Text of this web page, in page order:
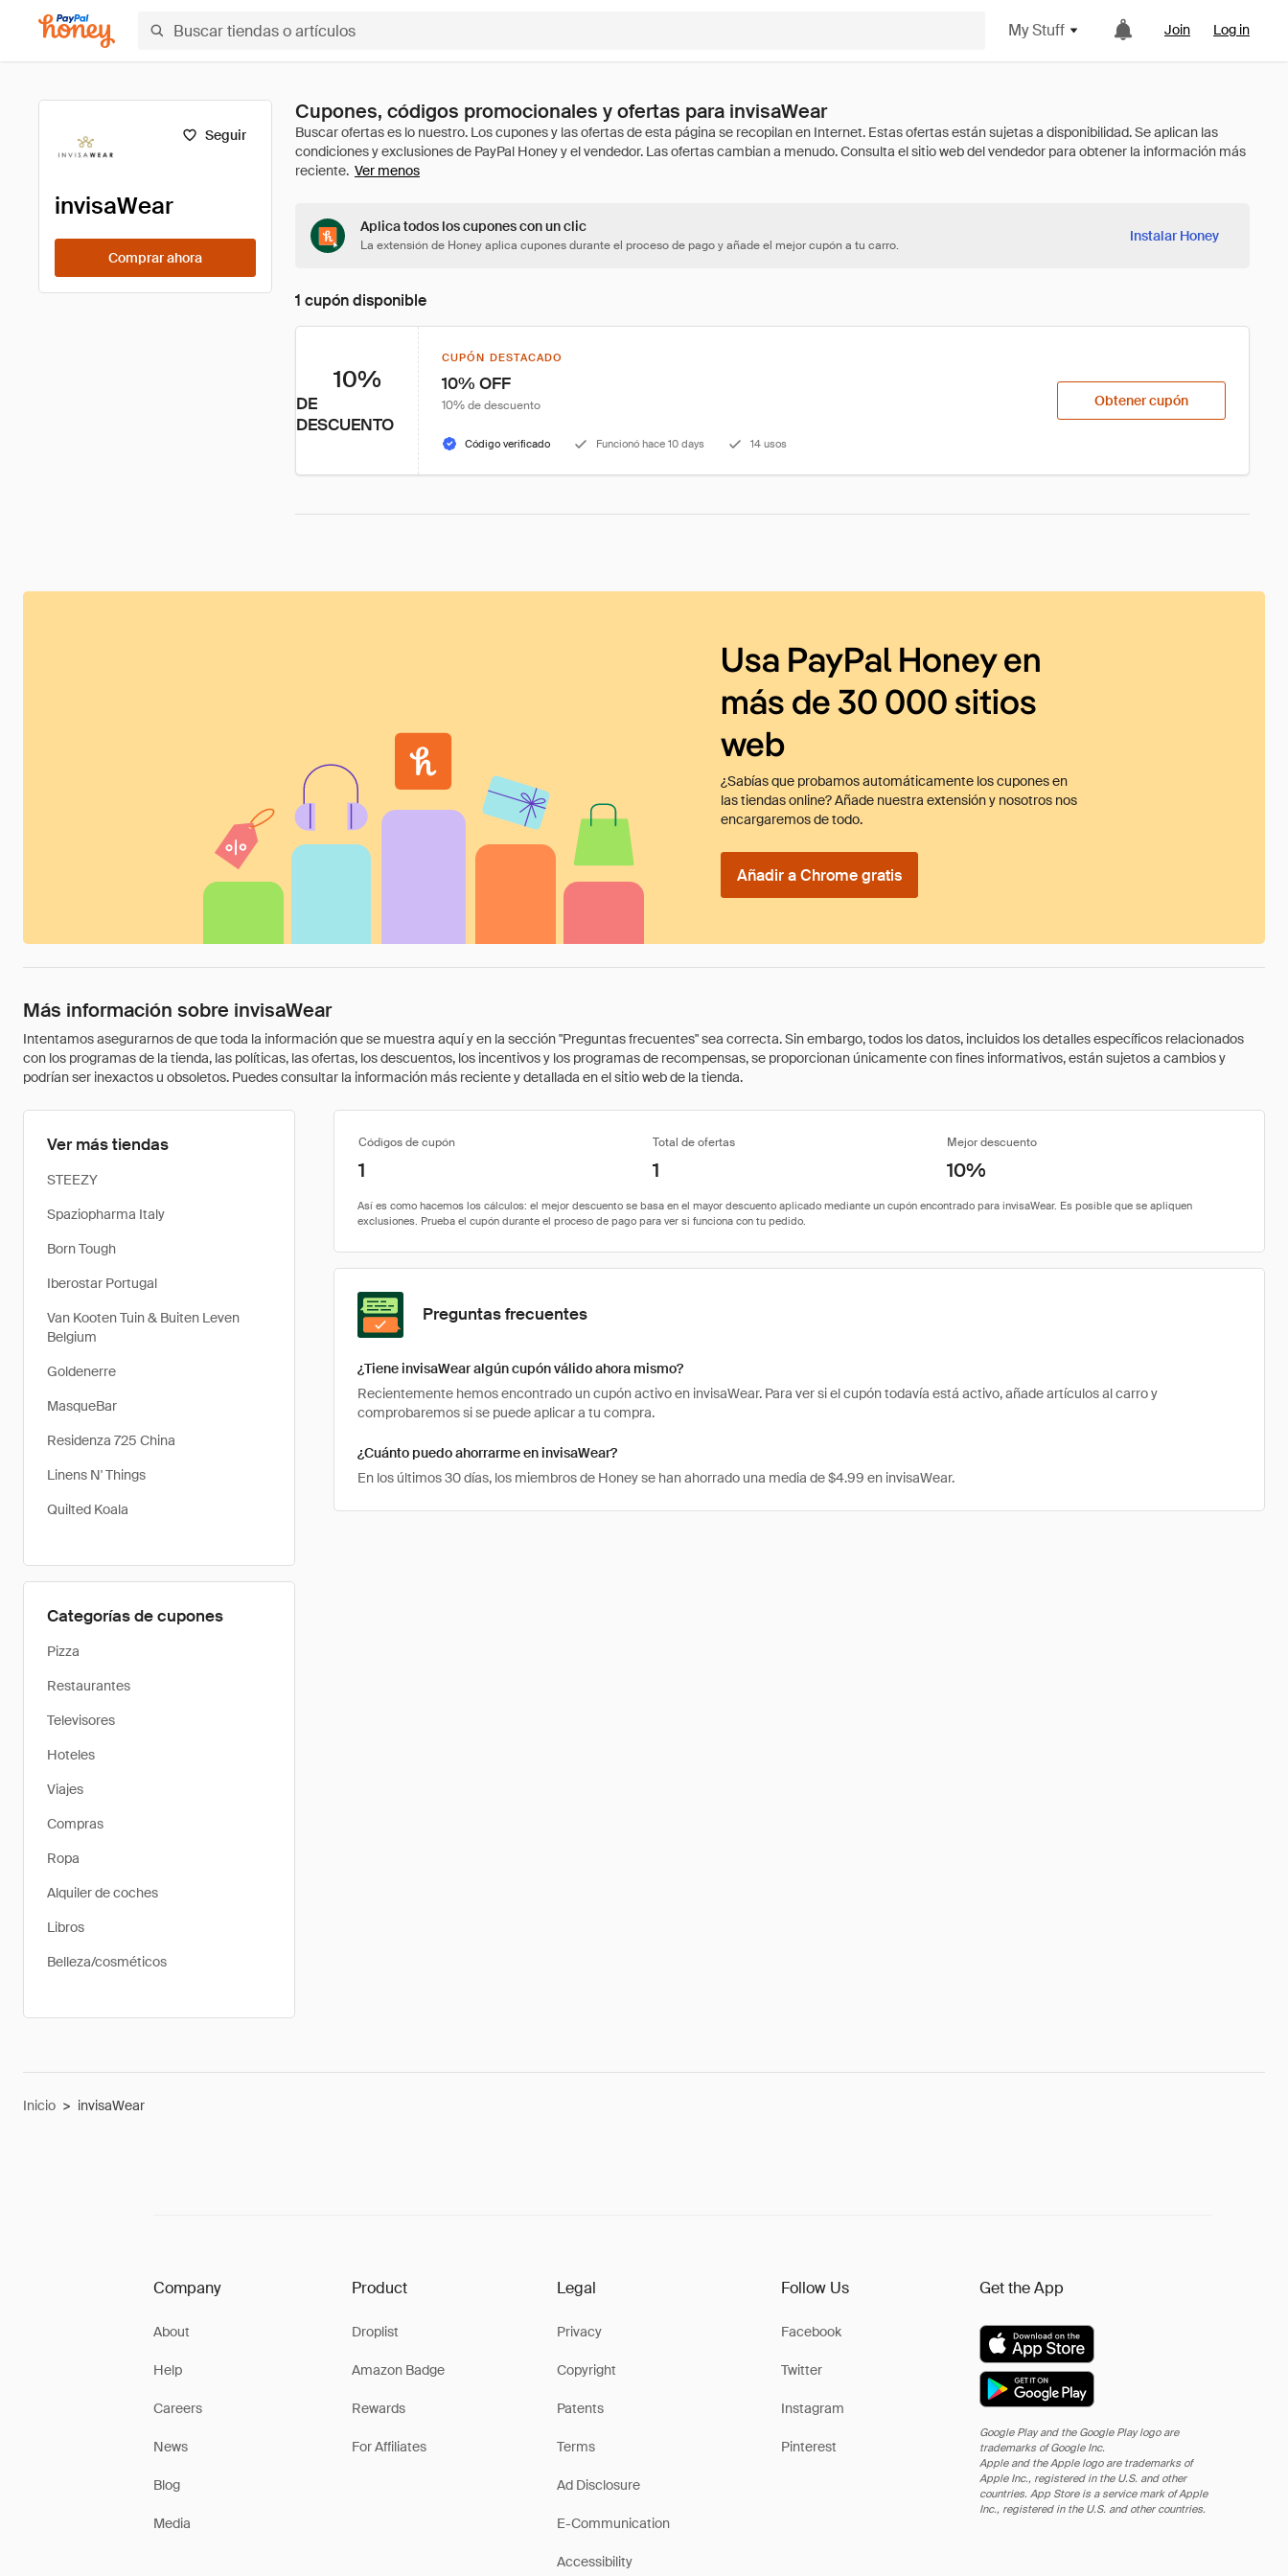
My Stuff Join Log in
Seguir
invisaWear
Comprar ahora
Cupones, códigos promocionales y ofertas para invisaWear
Ver menos
Aplica todos los cupones con un clic
La extensión de Honey aplica cupones durante el proceso de pago y añade el mejor cupón a tu carro.
Instalar Honey
1 cupón disponible
10%
DE
DESCUENTO
CUPÓN DESTACADO
10% OFF
10% de descuento
Código verificado Funcionó hace 10 days 14 usos
Obtener cupón
Usa PayPal Honey en
más de 30 000 sitios
web
¿Sabías que probamos automáticamente los cupones en
las tiendas online? Añade nuestra extensión y nosotros nos
encargaremos de todo.
Añadir a Chrome gratis
Más información sobre invisaWear
Intentamos asegurarnos de que toda la información que se muestra aquí y en la sección "Preguntas frecuentes" sea correcta. Sin embargo, todos los datos, incluidos los detalles específicos relacionados
con los programas de la tienda, las políticas, las ofertas, los descuentos, los incentivos y los programas de recompensas, se proporcionan únicamente con fines informativos, están sujetos a cambios y
podrían ser inexactos u obsoletos. Puedes consultar la información más reciente y detallada en el sitio web de la tienda.
Ver más tiendas
STEEZY
Spaziopharma Italy
Born Tough
Iberostar Portugal
Van Kooten Tuin & Buiten Leven
Belgium
Goldenerre
MasqueBar
Residenza 725 China
Linens N' Things
Quilted Koala
Categorías de cupones
Pizza
Restaurantes
Televisores
Hoteles
Viajes
Compras
Ropa
Alquiler de coches
Libros
Belleza/cosméticos
Códigos de cupón Total de ofertas Mejor descuento
1 1 10%
Preguntas frecuentes
¿Tiene invisaWear algún cupón válido ahora mismo?
Recientemente hemos encontrado un cupón activo en invisaWear. Para ver si el cupón todavía está activo, añade artículos al carro y
comprobaremos si se puede aplicar a tu compra.
¿Cuánto puedo ahorrarme en invisaWear?
En los últimos 30 días, los miembros de Honey se han ahorrado una media de $4.99 en invisaWear.
Inicio > invisaWear
Company
About
Help
Careers
News
Blog
Media
Product
Droplist
Amazon Badge
Rewards
For Affiliates
Legal
Privacy
Copyright
Patents
Terms
Ad Disclosure
E-Communication
Accessibility
Follow Us
Facebook
Twitter
Instagram
Pinterest
Get the App
Google Play and the Google Play logo are
trademarks of Google Inc.
Apple and the Apple logo are trademarks of
Apple Inc., registered in the U.S. and other
countries. App Store is a service mark of Apple
Inc., registered in the U.S. and other countries.